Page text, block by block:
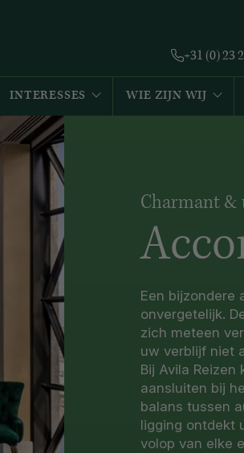
+31 (0) 23
INTERESSES WIE ZIJN WIJ
Charmant &
Een bijzondere
onvergetelijk.
zich meteen
uw verblijf niet
Bij Avila
aansluiten bij
balans tussen
ligging ontdekt
volop van elke